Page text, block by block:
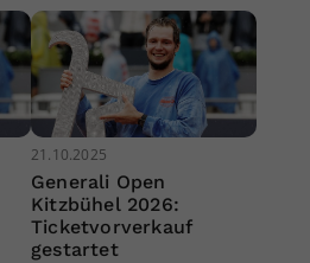
21.10.2025
Generali Open
Kitzbühel 2026:
Ticketvorverkauf
gestartet